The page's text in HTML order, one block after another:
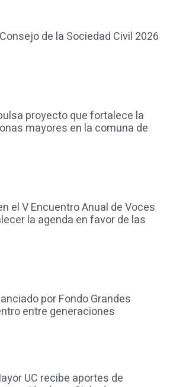
de la Sociedad Civil 2026
proyecto que fortalece la
mayores en la comuna de
el V Encuentro Anual de Voces
la agenda en favor de las
por Fondo Grandes
entre generaciones
UC recibe aportes de